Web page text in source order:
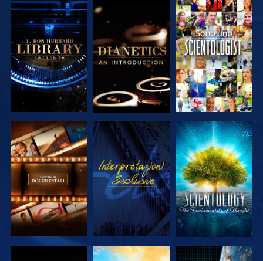
ESPLORA LE
SERIE
ESPLORA LE
SERIE
GUARDA
ESPLORA LE
SERIE
GUARDA
ESPLORA LE
SERIE